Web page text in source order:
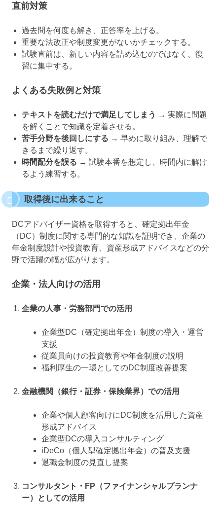
直前対策
過去問を何度も解き、正答率を上げる。
重要な法改正や制度変更がないかチェックする。
試験直前は、新しい内容を詰め込むのではなく、復
習に集中する。
よくある失敗例と対策
テキストを読むだけで満足してしまう → 実際に問題
を解くことで知識を定着させる。
苦手分野を後回しにする → 早めに取り組み、理解で
きるまで繰り返す。
時間配分を誤る → 試験本番を想定し、時間内に解け
るよう練習する。
取得後に出来ること
DCアドバイザー資格を取得すると、確定拠出年金
（DC）制度に関する専門的な知識を証明でき、企業の
年金制度設計や投資教育、資産形成アドバイスなどの分
野で活躍の幅が広がります。
企業・法人向けの活用
企業の人事・労務部門での活用
企業型DC（確定拠出年金）制度の導入・運営
支援
従業員向けの投資教育や年金制度の説明
福利厚生の一環としてのDC制度改善提案
金融機関（銀行・証券・保険業界）での活用
企業や個人顧客向けにDC制度を活用した資産
形成アドバイス
企業型DCの導入コンサルティング
iDeCo（個人型確定拠出年金）の普及支援
退職金制度の見直し提案
コンサルタント・FP（ファイナンシャルプランナ
ー）としての活用